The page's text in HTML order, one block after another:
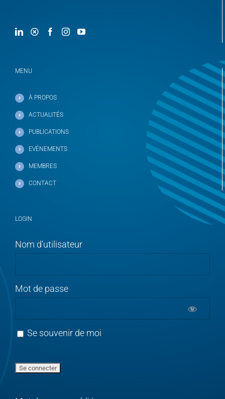
MENU
À PROPOS
ACTUALITÉS
PUBLICATIONS
EVÉNEMENTS
MEMBRES
CONTACT
LOGIN
Nom d'utilisateur
Mot de passe
Se souvenir de moi